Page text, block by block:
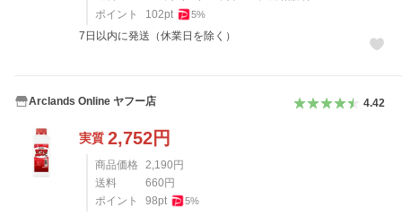
ポイント
102pt 5%
7日以内に発送（休業日を除く）
Arclands Online ヤフー店 4.42
実質 2,752円
商品価格 2,190 円
送料
660 円
ポイント
98pt 5%